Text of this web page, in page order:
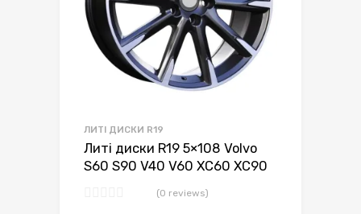
ЛИТІ ДИСКИ R19
Литі диски R19 5×108 Volvo
S60 S90 V40 V60 XC60 XC90
(0 reviews)